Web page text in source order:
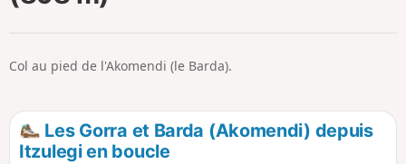
Col au pied de l'Akomendi (le Barda).
Les Gorra et Barda (Akomendi) depuis
Itzulegi en boucle